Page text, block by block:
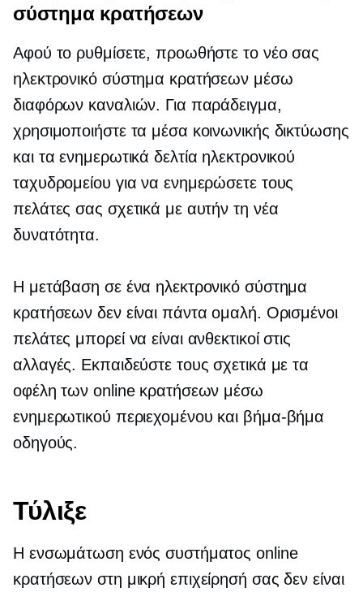
σύστημα κρατήσεων
Αφού το ρυθμίσετε, προωθήστε το νέο σας
ηλεκτρονικό σύστημα κρατήσεων μέσω
διαφόρων καναλιών. Για παράδειγμα,
χρησιμοποιήστε τα μέσα κοινωνικής δικτύωσης
και τα ενημερωτικά δελτία ηλεκτρονικού
ταχυδρομείου για να ενημερώσετε τους
πελάτες σας σχετικά με αυτήν τη νέα
δυνατότητα.
Η μετάβαση σε ένα ηλεκτρονικό σύστημα
κρατήσεων δεν είναι πάντα ομαλή. Ορισμένοι
πελάτες μπορεί να είναι ανθεκτικοί στις
αλλαγές. Εκπαιδεύστε τους σχετικά με τα
οφέλη των online κρατήσεων μέσω
ενημερωτικού περιεχομένου και βήμα-βήμα
οδηγούς.
Τύλιξε
Η ενσωμάτωση ενός συστήματος online
κρατήσεων στη μικρή επιχείρησή σας δεν είναι